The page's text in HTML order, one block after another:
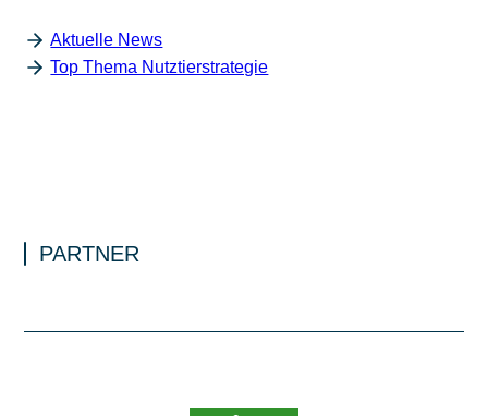
Aktuelle News
Top Thema Nutztierstrategie
PARTNER